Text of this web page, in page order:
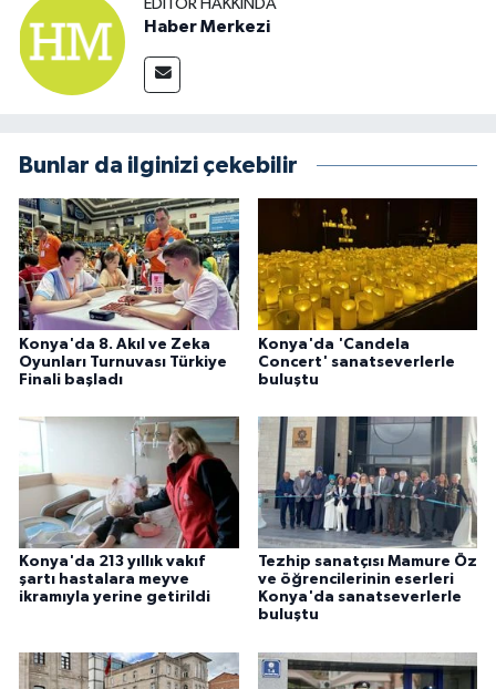
EDITÖR HAKKINDA
Haber Merkezi
Bunlar da ilginizi çekebilir
Konya'da 8. Akıl ve Zeka
Oyunları Turnuvası Türkiye
Finali başladı
Konya'da 'Candela
Concert' sanatseverlerle
buluştu
Konya'da 213 yıllık vakıf
şartı hastalara meyve
ikramıyla yerine getirildi
Tezhip sanatçısı Mamure Öz
ve öğrencilerinin eserleri
Konya'da sanatseverlerle
buluştu